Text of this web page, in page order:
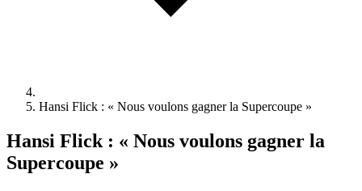
Hansi Flick : « Nous voulons gagner la Supercoupe »
Hansi Flick : « Nous voulons gagner la
Supercoupe »